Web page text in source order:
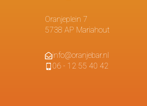
Oranjeplein 7
5738 AP Mariahout
info@oranjebar.nl
06 - 12 55 40 42